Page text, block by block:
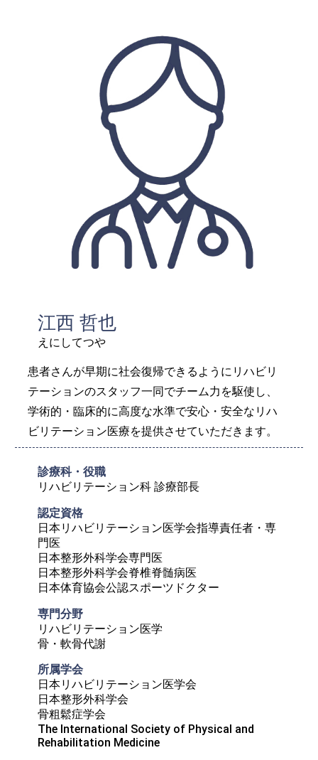
江西 哲也
えにしてつや
患者さんが早期に社会復帰できるようにリハビリ
テーションのスタッフ一同でチーム力を駆使し、
学術的・臨床的に高度な水準で安心・安全なリハ
ビリテーション医療を提供させていただきます。
診療科・役職
リハビリテーション科 診療部長
日本リハビリテーション医学会指導責任者・専
門医
日本整形外科学会専門医
日本整形外科学会脊椎脊髄病医
日本体育協会公認スポーツドクター
専門分野
リハビリテーション医学
骨・軟骨代謝
所属学会
日本リハビリテーション医学会
日本整形外科学会
骨粗鬆症学会
The International Society of Physical and
Rehabilitation Medicine